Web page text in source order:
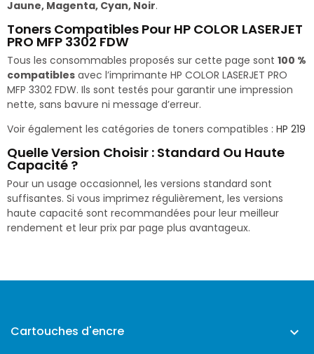
Jaune, Magenta, Cyan, Noir.
Toners Compatibles Pour HP COLOR LASERJET
PRO MFP 3302 FDW
Tous les consommables proposés sur cette page sont 100 %
compatibles avec l’imprimante HP COLOR LASERJET PRO
MFP 3302 FDW. Ils sont testés pour garantir une impression
nette, sans bavure ni message d’erreur.
Voir également les catégories de toners compatibles : HP 219
Quelle Version Choisir : Standard Ou Haute
Capacité ?
Pour un usage occasionnel, les versions standard sont
suffisantes. Si vous imprimez régulièrement, les versions
haute capacité sont recommandées pour leur meilleur
rendement et leur prix par page plus avantageux.
Cartouches d'encre 